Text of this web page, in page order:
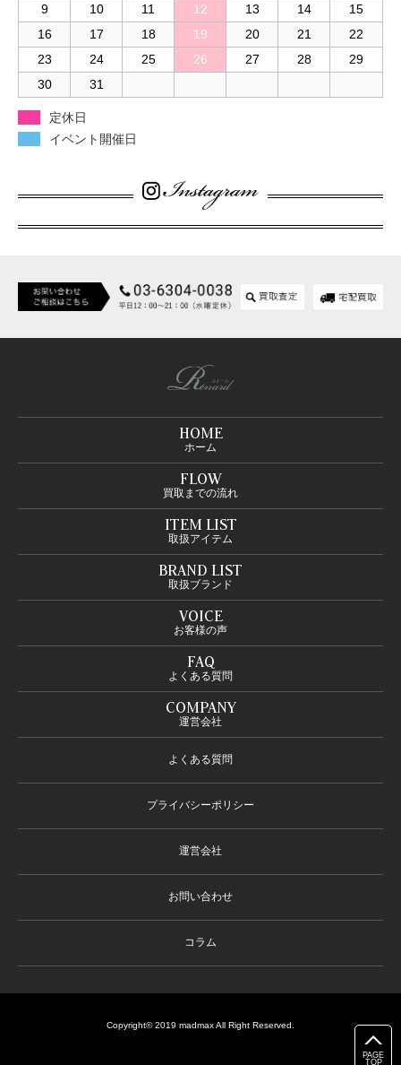
9
10 11 12 13 14
15
16
17 18 19 20 21
22
23
24 25 26 27 28
29
30
31
定休日
イベント開催日
HOME
ホーム
FLOW
買取までの流れ
ITEM LIST
取扱アイテム
BRAND LIST
取扱ブランド
VOICE
お客様の声
FAQ
よくある質問
COMPANY
運営会社
よくある質問
プライバシーポリシー
運営会社
お問い合わせ
コラム
Copyright© 2019 madmax All Right Reserved.
PAGE
TOP